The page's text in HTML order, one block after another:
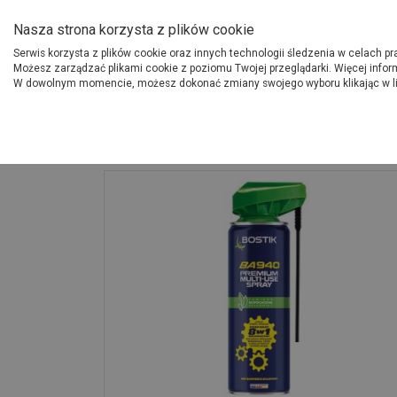
Produkty
O Grupie PSB
Nasza strona korzysta z plików cookie
Serwis korzysta z plików cookie oraz innych technologii śledzenia w celach
Możesz zarządzać plikami cookie z poziomu Twojej przeglądarki. Więcej
W dowolnym momencie, możesz dokonać zmiany swojego wyboru klikając w